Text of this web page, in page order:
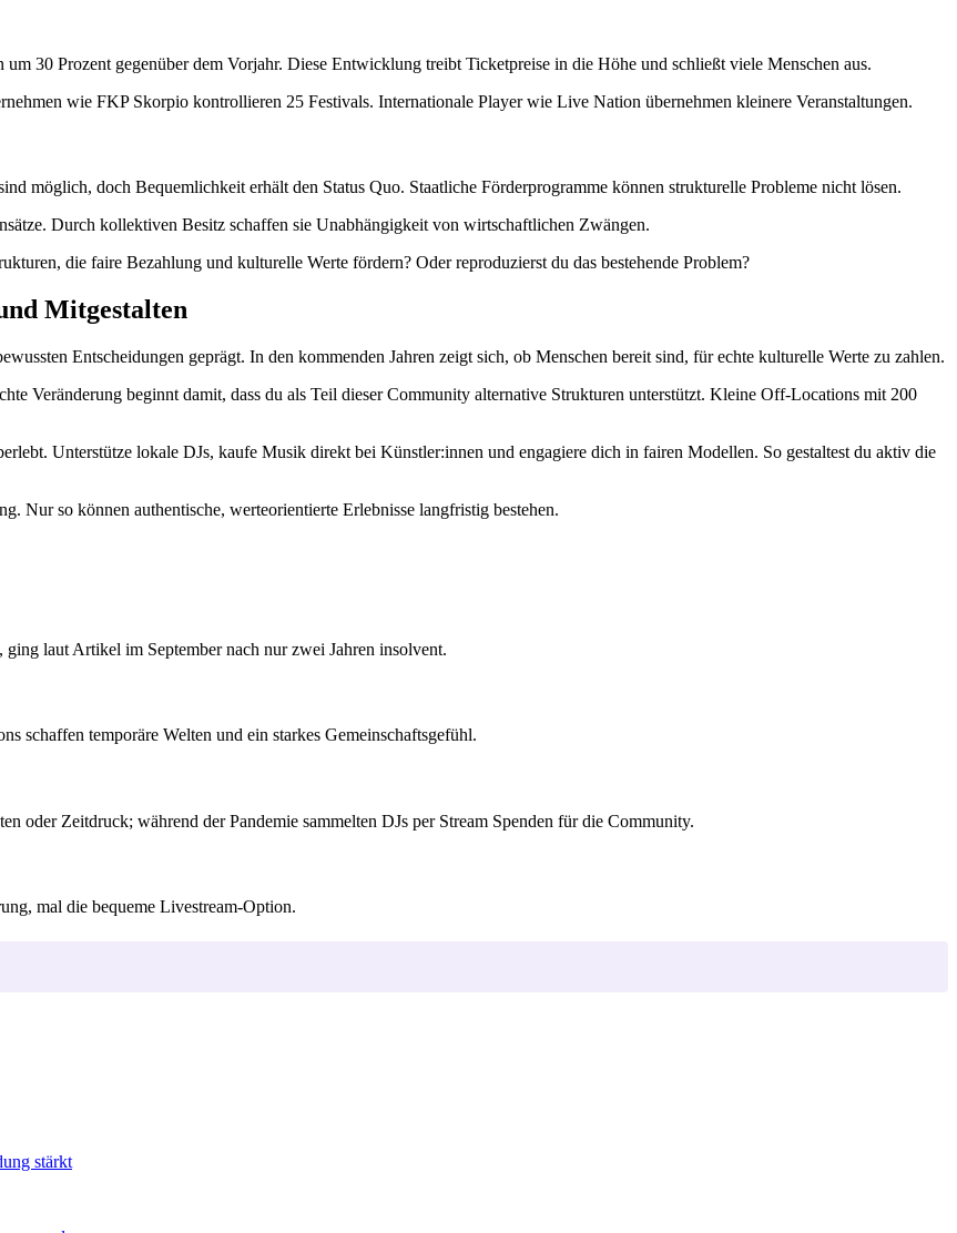
30 Prozent gegenüber dem Vorjahr. Diese Entwicklung treibt Ticketpreise in die Höhe und schließt viele Menschen aus.
wie FKP Skorpio kontrollieren 25 Festivals. Internationale Player wie Live Nation übernehmen kleinere Veranstaltungen.
möglich, doch Bequemlichkeit erhält den Status Quo. Staatliche Förderprogramme können strukturelle Probleme nicht lösen.
Durch kollektiven Besitz schaffen sie Unabhängigkeit von wirtschaftlichen Zwängen.
die faire Bezahlung und kulturelle Werte fördern? Oder reproduzierst du das bestehende Problem?
Mitgestalten
Entscheidungen geprägt. In den kommenden Jahren zeigt sich, ob Menschen bereit sind, für echte kulturelle Werte zu zahlen.
Veränderung beginnt damit, dass du als Teil dieser Community alternative Strukturen unterstützt. Kleine Off-Locations mit 200
Unterstütze lokale DJs, kaufe Musik direkt bei Künstler:innen und engagiere dich in fairen Modellen. So gestaltest du aktiv die
Nur so können authentische, werteorientierte Erlebnisse langfristig bestehen.
laut Artikel im September nach nur zwei Jahren insolvent.
schaffen temporäre Welten und ein starkes Gemeinschaftsgefühl.
oder Zeitdruck; während der Pandemie sammelten DJs per Stream Spenden für die Community.
mal die bequeme Livestream-Option.
stärkt